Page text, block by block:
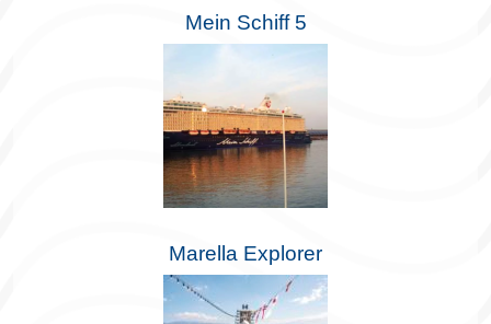
Mein Schiff 5
Marella Explorer